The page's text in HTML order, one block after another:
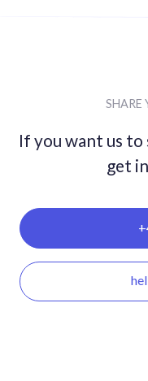
SHARE
If you want us to
get in